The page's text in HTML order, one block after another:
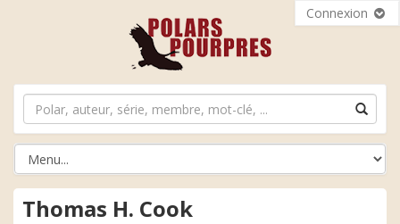
Connexion
Thomas H. Cook